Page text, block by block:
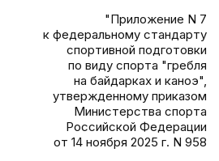
"Приложение N 7
к федеральному стандарту
спортивной подготовки
по виду спорта "гребля
на байдарках и каноэ",
утвержденному приказом
Министерства спорта
Российской Федерации
от 14 ноября 2025 г. N 958